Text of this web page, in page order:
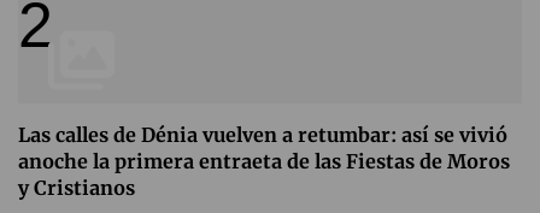
Las calles de Dénia vuelven a retumbar: así se vivió
anoche la primera entraeta de las Fiestas de Moros
y Cristianos